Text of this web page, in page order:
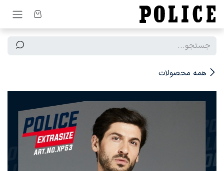
صرف نظر و مشاهده محتوا
همه محصولات